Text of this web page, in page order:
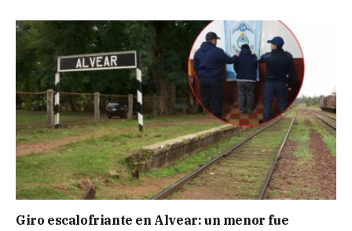
Giro escalofriante en Alvear: un menor fue